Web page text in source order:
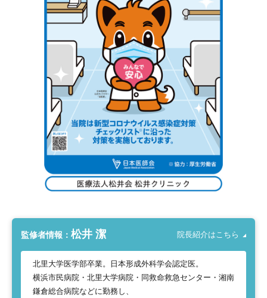
監修者情報： 松井 潔 院長紹介はこちら
北里大学医学部卒業。日本形成外科学会認定医。
横浜市民病院・北里大学病院・同救命救急センター・湘南
鎌倉総合病院などに勤務し、